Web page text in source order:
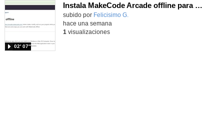
Instala MakeCode Arcade offline para programar grandes juegos sin necesidad de Internet
Contenido educativo.
subido por Felicisimo G.
02′ 07″
hace una semana
1 visualizaciones